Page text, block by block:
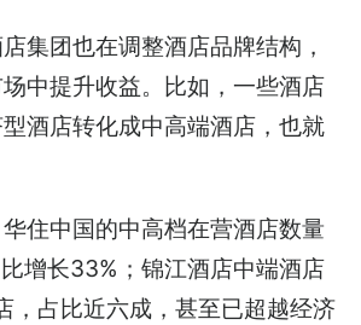
集团也在调整酒店品牌结构，
中提升收益。比如，一些酒店
酒店转化成中高端酒店，也就
住中国的中高档在营酒店数量
增长33%；锦江酒店中端酒店
，占比近六成，甚至已超越经济